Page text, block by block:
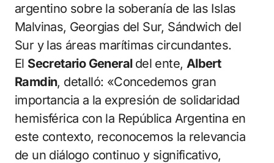
argentino sobre la soberanía de las Islas
Malvinas, Georgias del Sur, Sándwich del
Sur y las áreas marítimas circundantes.
El Secretario General del ente, Albert
Ramdin, detalló: «Concedemos gran
importancia a la expresión de solidaridad
hemisférica con la República Argentina en
este contexto, reconocemos la relevancia
de un diálogo continuo y significativo,